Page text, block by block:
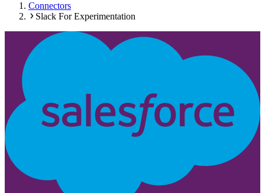
Connectors
Slack For Experimentation